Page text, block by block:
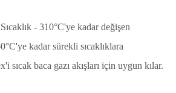
- 310°C'ye kadar değişen
kadar sürekli sıcaklıklara
sıcak baca gazı akışları için uygun kılar.